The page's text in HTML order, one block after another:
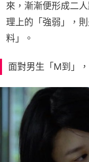
來，漸漸便形成二
理上的「強弱」，
料」。
面對男生「M到」